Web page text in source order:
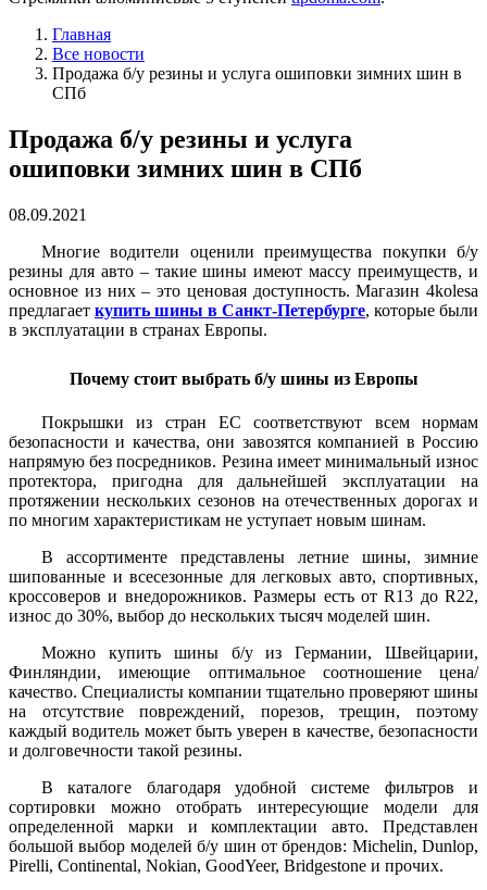
Главная
Все новости
Продажа б/у резины и услуга ошиповки зимних шин в
СПб
Продажа б/у резины и услуга
ошиповки зимних шин в СПб
08.09.2021
Многие водители оценили преимущества покупки б/у
резины для авто – такие шины имеют массу преимуществ, и
основное из них – это ценовая доступность. Магазин 4kolesa
предлагает купить шины в Санкт-Петербурге, которые были
в эксплуатации в странах Европы.
Почему стоит выбрать б/у шины из Европы
Покрышки из стран ЕС соответствуют всем нормам
безопасности и качества, они завозятся компанией в Россию
напрямую без посредников. Резина имеет минимальный износ
протектора, пригодна для дальнейшей эксплуатации на
протяжении нескольких сезонов на отечественных дорогах и
по многим характеристикам не уступает новым шинам.
В ассортименте представлены летние шины, зимние
шипованные и всесезонные для легковых авто, спортивных,
кроссоверов и внедорожников. Размеры есть от R13 до R22,
износ до 30%, выбор до нескольких тысяч моделей шин.
Можно купить шины б/у из Германии, Швейцарии,
Финляндии, имеющие оптимальное соотношение цена/
качество. Специалисты компании тщательно проверяют шины
на отсутствие повреждений, порезов, трещин, поэтому
каждый водитель может быть уверен в качестве, безопасности
и долговечности такой резины.
В каталоге благодаря удобной системе фильтров и
сортировки можно отобрать интересующие модели для
определенной марки и комплектации авто. Представлен
большой выбор моделей б/у шин от брендов: Michelin, Dunlop,
Pirelli, Continental, Nokian, GoodYeer, Bridgestone и прочих.